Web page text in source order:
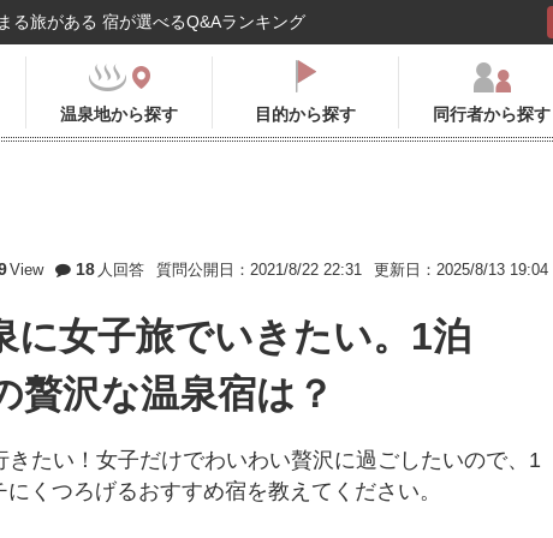
る旅がある 宿が選べるQ&Aランキング
温泉地から探す 目的から探す 同行者から探す
View 18 人回答 質問公開日：2021/8/22 22:31 更新日：2025/8/13 19:04
に女子旅でいきたい。1泊
贅沢な温泉宿は？
たい！女子だけでわいわい贅沢に過ごしたいので、1
くつろげるおすすめ宿を教えてください。